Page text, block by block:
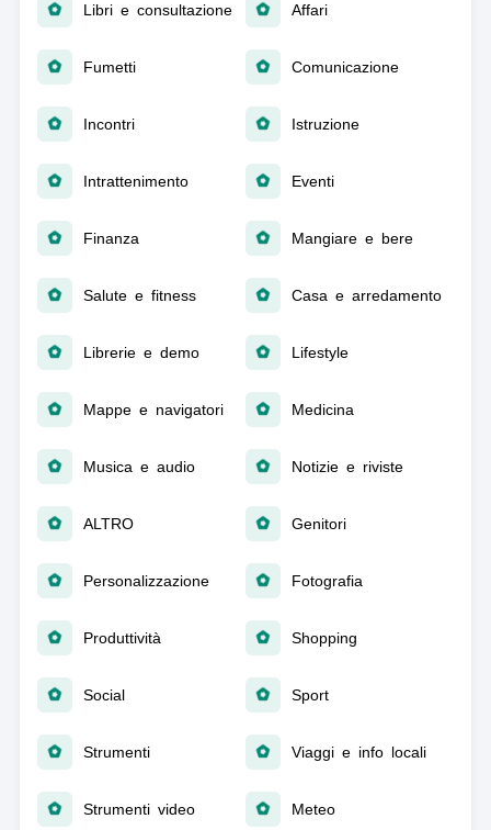
Libri e consultazione Affari
Fumetti Comunicazione
Incontri Istruzione
Intrattenimento Eventi
Finanza Mangiare e bere
Salute e fitness Casa e arredamento
Librerie e demo Lifestyle
Mappe e navigatori Medicina
Musica e audio Notizie e riviste
ALTRO Genitori
Personalizzazione Fotografia
Produttività Shopping
Social Sport
Strumenti Viaggi e info locali
Strumenti video Meteo